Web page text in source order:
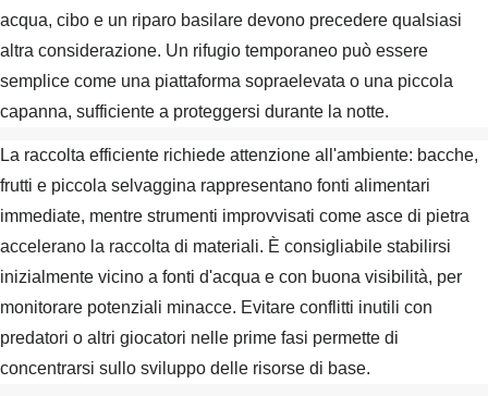
acqua, cibo e un riparo basilare devono precedere qualsiasi
altra considerazione. Un rifugio temporaneo può essere
semplice come una piattaforma sopraelevata o una piccola
capanna, sufficiente a proteggersi durante la notte.
La raccolta efficiente richiede attenzione all'ambiente: bacche,
frutti e piccola selvaggina rappresentano fonti alimentari
immediate, mentre strumenti improvvisati come asce di pietra
accelerano la raccolta di materiali. È consigliabile stabilirsi
inizialmente vicino a fonti d'acqua e con buona visibilità, per
monitorare potenziali minacce. Evitare conflitti inutili con
predatori o altri giocatori nelle prime fasi permette di
concentrarsi sullo sviluppo delle risorse di base.